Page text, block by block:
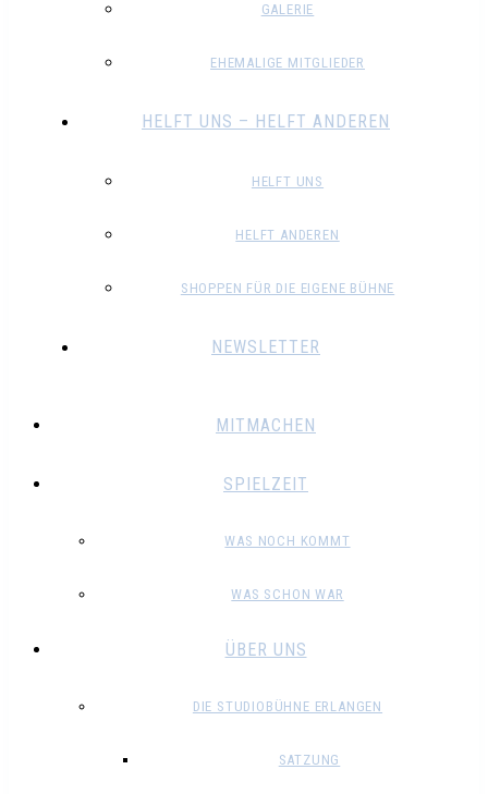
GALERIE
EHEMALIGE MITGLIEDER
HELFT UNS – HELFT ANDEREN
HELFT UNS
HELFT ANDEREN
SHOPPEN FÜR DIE EIGENE BÜHNE
NEWSLETTER
MITMACHEN
SPIELZEIT
WAS NOCH KOMMT
WAS SCHON WAR
ÜBER UNS
DIE STUDIOBÜHNE ERLANGEN
SATZUNG